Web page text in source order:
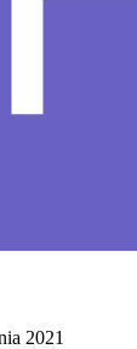
2021